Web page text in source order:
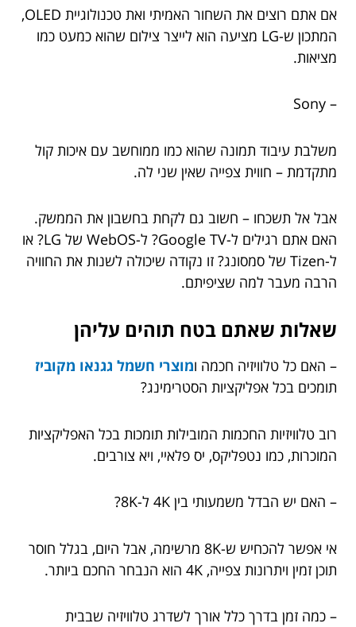
אם אתם רוצים את השחור האמיתי ואת טכנולוגיית OLED,
המתכון ש-LG מציעה הוא לייצר צילום שהוא כמעט כמו
מציאות.
– Sony
משלבת עיבוד תמונה שהוא כמו ממוחשב עם איכות קול
מתקדמת – חווית צפייה שאין שני לה.
אבל אל תשכחו – חשוב גם לקחת בחשבון את הממשק.
האם אתם רגילים ל-Google TV? ל-WebOS של LG? או
ל-Tizen של סמסונג? זו נקודה שיכולה לשנות את החוויה
הרבה מעבר למה שציפיתם.
שאלות שאתם בטח תוהים עליהן
– האם כל טלוויזיה חכמה ומוצרי חשמל גגנאו מקוביז
תומכים בכל אפליקציות הסטרימינג?
רוב טלוויזיות החכמות המובילות תומכות בכל האפליקציות
המוכרות, כמו נטפליקס, יס פלאיי, ויא צורבים.
– האם יש הבדל משמעותי בין 4K ל-8K?
אי אפשר להכחיש ש-8K מרשימה, אבל היום, בגלל חוסר
תוכן זמין ויתרונות צפייה, 4K הוא הנבחר החכם ביותר.
– כמה זמן בדרך כלל אורך לשדרג טלוויזיה שבבית